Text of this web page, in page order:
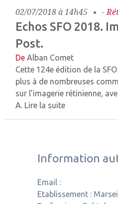
02/07/2018 à 14h45 -
Echos SFO 2018.
Post.
De Alban Comet
Cette 124e édition de la
plus à de nombreuses
sur l’imagerie rétinienne,
A. Lire la suite
Information
Email :
Etablissement :